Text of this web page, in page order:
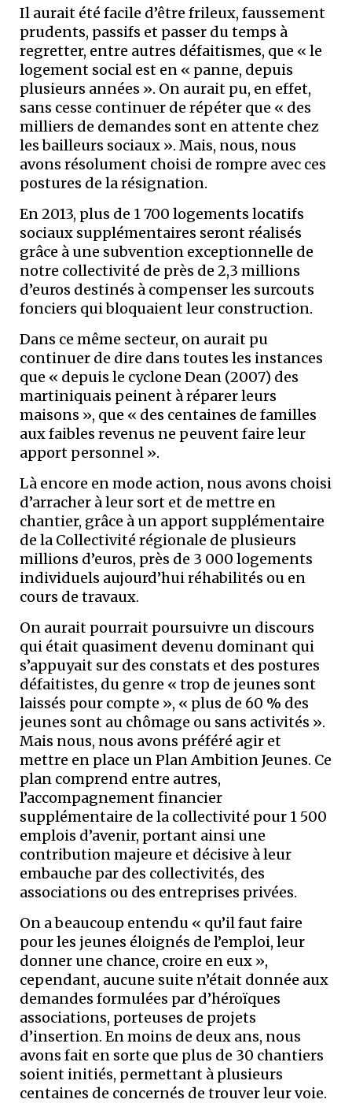
Il aurait été facile d’être frileux, faussement
prudents, passifs et passer du temps à
regretter, entre autres défaitismes, que « le
logement social est en « panne, depuis
plusieurs années ». On aurait pu, en effet,
sans cesse continuer de répéter que « des
milliers de demandes sont en attente chez
les bailleurs sociaux ». Mais, nous, nous
avons résolument choisi de rompre avec ces
postures de la résignation.
En 2013, plus de 1 700 logements locatifs
sociaux supplémentaires seront réalisés
grâce à une subvention exceptionnelle de
notre collectivité de près de 2,3 millions
d’euros destinés à compenser les surcouts
fonciers qui bloquaient leur construction.
Dans ce même secteur, on aurait pu
continuer de dire dans toutes les instances
que « depuis le cyclone Dean (2007) des
martiniquais peinent à réparer leurs
maisons », que « des centaines de familles
aux faibles revenus ne peuvent faire leur
apport personnel ».
Là encore en mode action, nous avons choisi
d’arracher à leur sort et de mettre en
chantier, grâce à un apport supplémentaire
de la Collectivité régionale de plusieurs
millions d’euros, près de 3 000 logements
individuels aujourd’hui réhabilités ou en
cours de travaux.
On aurait pourrait poursuivre un discours
qui était quasiment devenu dominant qui
s’appuyait sur des constats et des postures
défaitistes, du genre « trop de jeunes sont
laissés pour compte », « plus de 60 % des
jeunes sont au chômage ou sans activités ».
Mais nous, nous avons préféré agir et
mettre en place un Plan Ambition Jeunes. Ce
plan comprend entre autres,
l’accompagnement financier
supplémentaire de la collectivité pour 1 500
emplois d’avenir, portant ainsi une
contribution majeure et décisive à leur
embauche par des collectivités, des
associations ou des entreprises privées.
On a beaucoup entendu « qu’il faut faire
pour les jeunes éloignés de l’emploi, leur
donner une chance, croire en eux »,
cependant, aucune suite n’était donnée aux
demandes formulées par d’héroïques
associations, porteuses de projets
d’insertion. En moins de deux ans, nous
avons fait en sorte que plus de 30 chantiers
soient initiés, permettant à plusieurs
centaines de concernés de trouver leur voie.